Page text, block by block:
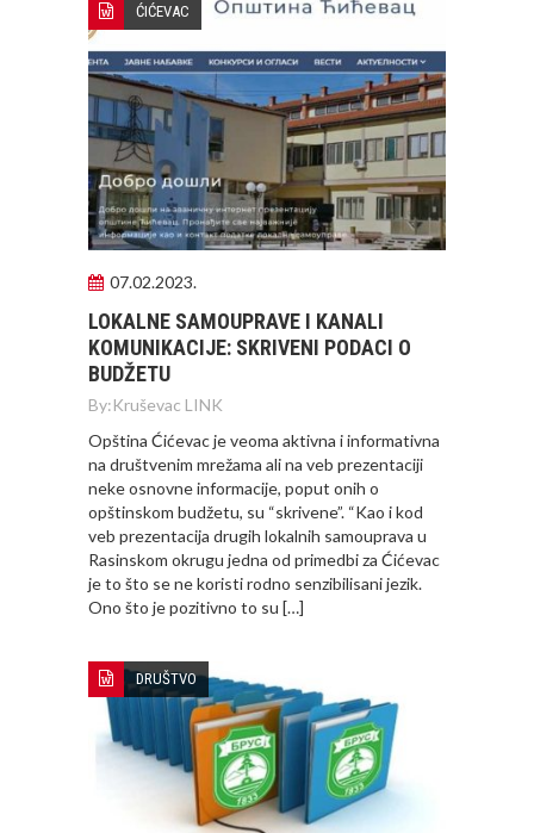
ĆIĆEVAC
07.02.2023.
LOKALNE SAMOUPRAVE I KANALI
KOMUNIKACIJE: SKRIVENI PODACI O
BUDŽETU
By:Kruševac LINK
Opština Ćićevac je veoma aktivna i informativna
na društvenim mrežama ali na veb prezentaciji
neke osnovne informacije, poput onih o
opštinskom budžetu, su “skrivene”. “Kao i kod
veb prezentacija drugih lokalnih samouprava u
Rasinskom okrugu jedna od primedbi za Ćićevac
je to što se ne koristi rodno senzibilisani jezik.
Ono što je pozitivno to su […]
DRUŠTVO